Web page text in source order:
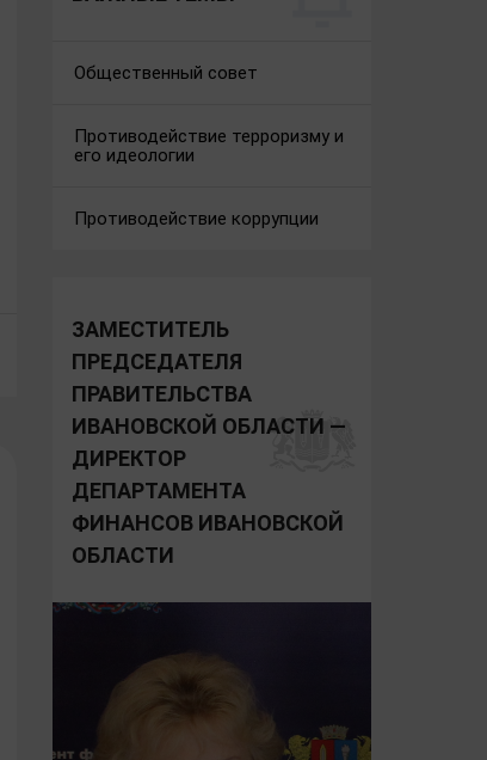
Общественный совет
Противодействие терроризму и
его идеологии
Противодействие коррупции
ЗАМЕСТИТЕЛЬ
ПРЕДСЕДАТЕЛЯ
ПРАВИТЕЛЬСТВА
ИВАНОВСКОЙ ОБЛАСТИ —
ДИРЕКТОР
ДЕПАРТАМЕНТА
ФИНАНСОВ ИВАНОВСКОЙ
ОБЛАСТИ